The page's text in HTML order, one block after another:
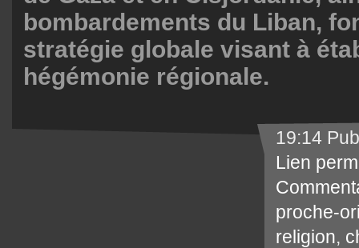
bombardements du Liban,
stratégie globale visant à
hégémonie régionale.
19:14
Lien
proche-
religion,